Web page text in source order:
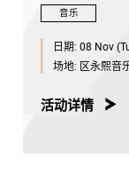
音乐
日期: 08 Nov
场地: 区永熙音
活动详情